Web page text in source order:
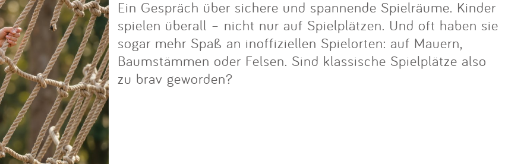
Ein Gespräch über sichere und spannende Spielräume. Kinder
spielen überall – nicht nur auf Spielplätzen. Und oft haben sie
sogar mehr Spaß an inoffiziellen Spielorten: auf Mauern,
Baumstämmen oder Felsen. Sind klassische Spielplätze also
zu brav geworden?